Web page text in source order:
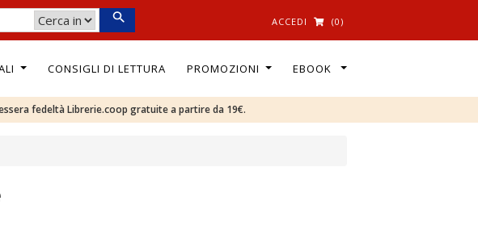
ACCEDI (0)
CONSIGLI DI LETTURA PROMOZIONI EBOOK
fedeltà Librerie.coop gratuite a partire da 19€.